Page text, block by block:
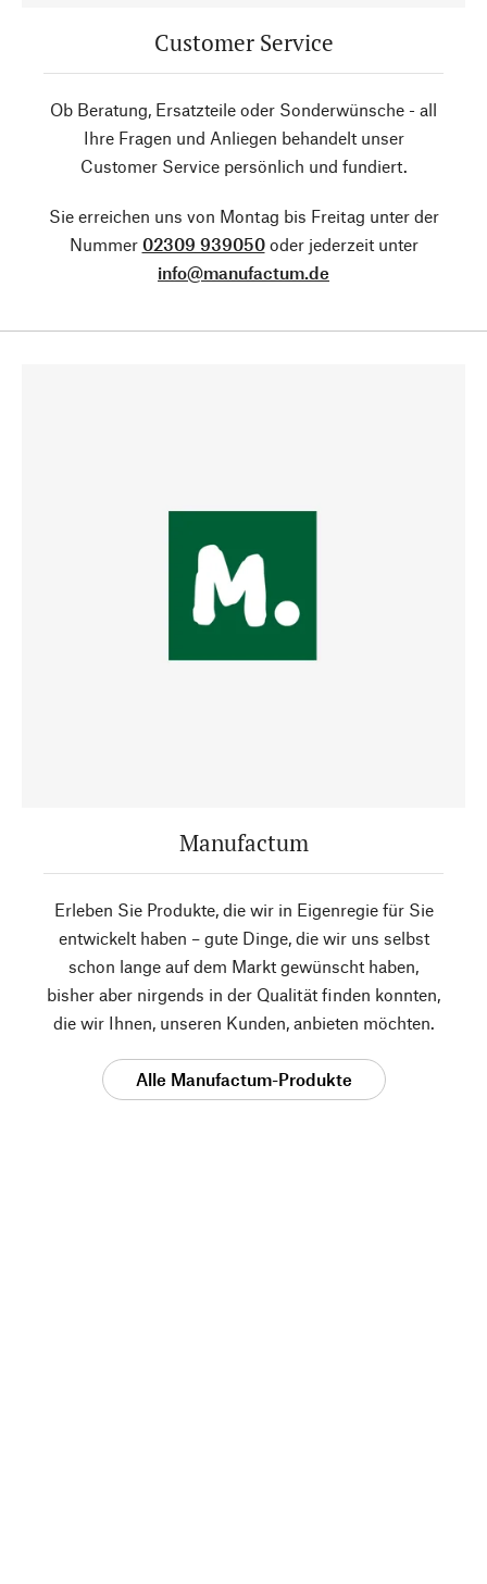
Customer Service
Ob Beratung, Ersatzteile oder Sonderwünsche - all
Ihre Fragen und Anliegen behandelt unser
Customer Service persönlich und fundiert.
Sie erreichen uns von Montag bis Freitag unter der
Nummer 02309 939050oder jederzeit unter
info@manufactum.de
Manufactum
Erleben Sie Produkte, die wir in Eigenregie für Sie
entwickelt haben – gute Dinge, die wir uns selbst
schon lange auf dem Markt gewünscht haben,
bisher aber nirgends in der Qualität finden konnten,
die wir Ihnen, unseren Kunden, anbieten möchten.
Alle Manufactum-Produkte